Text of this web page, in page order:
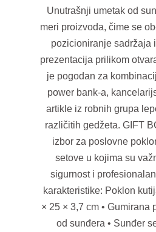
Unutrašnji umetak od
meri proizvoda, čime se
pozicioniranje sadržaja
prezentacija prilikom
je pogodan za
power bank-a,
artikle iz robnih grupa
različitih gedžeta. GIFT
izbor za poslovne
setove u kojima su
sigurnost i
karakteristike: Poklon
× 25 × 3,7 cm • Gumirana
od sunđera • Sunđer